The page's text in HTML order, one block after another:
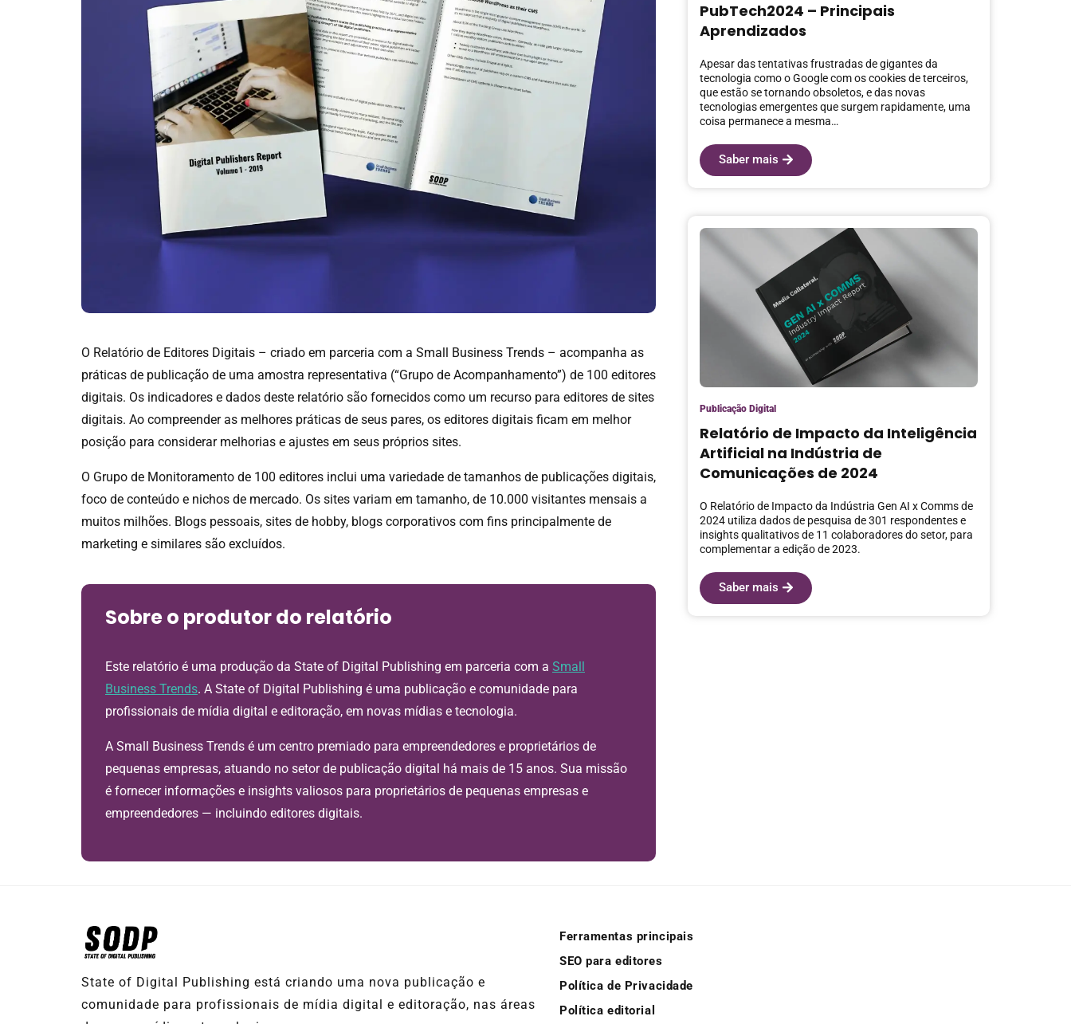
O Relatório de Editores Digitais – criado em parceria com a Small Business Trends – acompanha as
práticas de publicação de uma amostra representativa (“Grupo de Acompanhamento”) de 100 editores
digitais. Os indicadores e dados deste relatório são fornecidos como um recurso para editores de sites
digitais. Ao compreender as melhores práticas de seus pares, os editores digitais ficam em melhor
posição para considerar melhorias e ajustes em seus próprios sites.
O Grupo de Monitoramento de 100 editores inclui uma variedade de tamanhos de publicações digitais,
foco de conteúdo e nichos de mercado. Os sites variam em tamanho, de 10.000 visitantes mensais a
muitos milhões. Blogs pessoais, sites de hobby, blogs corporativos com fins principalmente de
marketing e similares são excluídos.
Sobre o produtor do relatório
Este relatório é uma produção da State of Digital Publishing em parceria com a Small
Business Trends. A State of Digital Publishing é uma publicação e comunidade para
profissionais de mídia digital e editoração, em novas mídias e tecnologia.
A Small Business Trends é um centro premiado para empreendedores e proprietários de
pequenas empresas, atuando no setor de publicação digital há mais de 15 anos. Sua missão
é fornecer informações e insights valiosos para proprietários de pequenas empresas e
empreendedores — incluindo editores digitais.
PubTech2024 – Principais
Aprendizados
Apesar das tentativas frustradas de gigantes da
tecnologia como o Google com os cookies de terceiros,
que estão se tornando obsoletos, e das novas
tecnologias emergentes que surgem rapidamente, uma
coisa permanece a mesma…
Saber mais
Publicação Digital
Relatório de Impacto da Inteligência
Artificial na Indústria de
Comunicações de 2024
O Relatório de Impacto da Indústria Gen AI x Comms de
2024 utiliza dados de pesquisa de 301 respondentes e
insights qualitativos de 11 colaboradores do setor, para
complementar a edição de 2023.
Saber mais
State of Digital Publishing está criando uma nova publicação e
comunidade para profissionais de mídia digital e editoração, nas áreas
Ferramentas principais
SEO para editores
Política de Privacidade
Política editorial